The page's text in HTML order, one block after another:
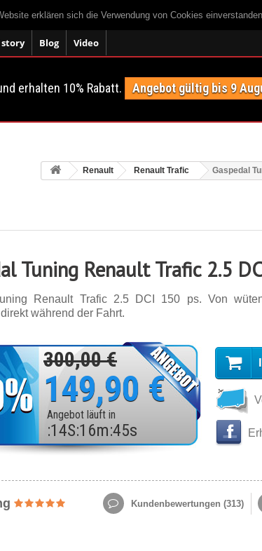
erklären sich die Verwendung von Cookies
Blog Video
erhalten 10% Rabatt. Angebot gültig bis 9
Renault Renault Trafic Gaspedal
Tuning Renault Trafic 2.5
Renault Trafic 2.5 DCI 150 ps. Von
während der Fahrt.
300,00 €
149,90 €
Angebot läuft in
:14S:16m:43s
Kundenbewertungen (313)